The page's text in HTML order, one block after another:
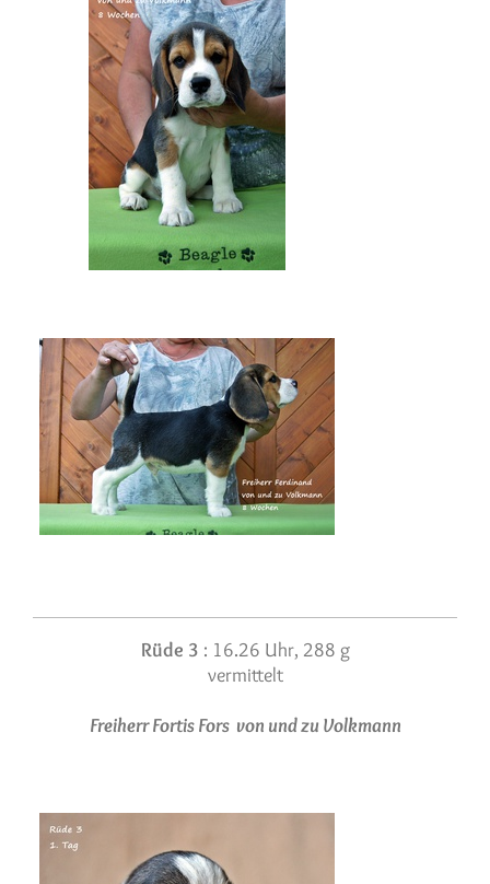
Rüde 3 : 16.26 Uhr, 288 g
vermittelt
Freiherr Fortis Fors von und zu Volkmann